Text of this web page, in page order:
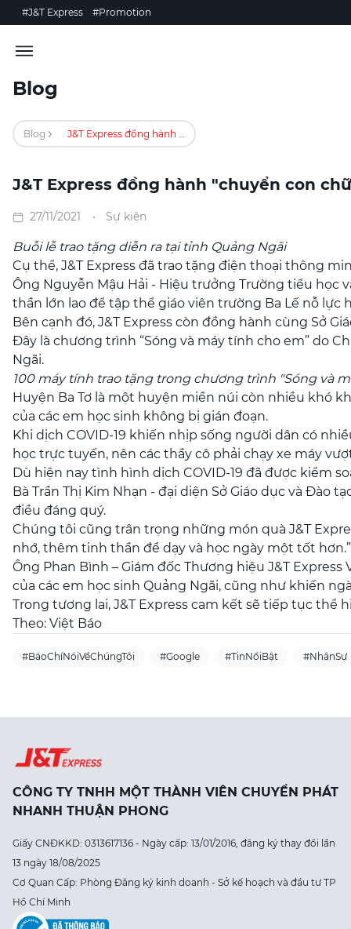
#J&T Express #Promotion
Blog
Blog
J&T Express đồng hành "chuyển con
27/11/2021 Sự kiện
Buỗi lễ trao tặng diễn ra tại tỉnh Quảng Ngãi
Cụ thể, J&T Express đã trao tặng điện thoại thông
Ông Nguyễn Mậu Hải - Hiệu trưởng Trường tiểu học
thần lớn lao để tập thể giáo viên trường Ba Lế nỗ lực
Bên cạnh đó, J&T Express còn đồng hành cùng Sở
Đây là chương trình “Sóng và máy tính cho em” do
Ngãi.
100 máy tính trao tặng trong chương trình "Sóng và
Huyện Ba Tơ là một huyện miền núi còn nhiều khó
của các em học sinh không bị gián đoạn.
Khi dịch COVID-19 khiến nhịp sống người dân có
học trực tuyến, nên các thầy cô phải chạy xe máy
Dù hiện nay tình hình dịch COVID-19 đã được kiểm
Bà Trần Thị Kim Nhạn - đại diện Sở Giáo dục và
điều đáng quý.
Chúng tôi cũng trân trọng những món quà J&T
nhớ, thêm tinh thần để dạy và học ngày một tốt hơn.”
Ông Phan Bình – Giám đốc Thương hiệu J&T
của các em học sinh Quảng Ngãi, cũng như khiến
Trong tương lai, J&T Express cam kết sẽ tiếp tục
Theo: Việt Báo
#BáoChíNóiVềChúngTôi #Google #TinNổiBật #NhânSự
CÔNG TY TNHH MỘT THÀNH VIÊN CHUYỂN PHÁT
NHANH THUẬN PHONG
Giấy CNĐKKD: 0313617136 - Ngày cấp: 13/01/2016, đăng ký thay đổi lần
13 ngày 18/08/2025
Cơ Quan Cấp: Phòng Đăng ký kinh doanh - Sở kế hoạch và đầu tư TP
Hồ Chí Minh